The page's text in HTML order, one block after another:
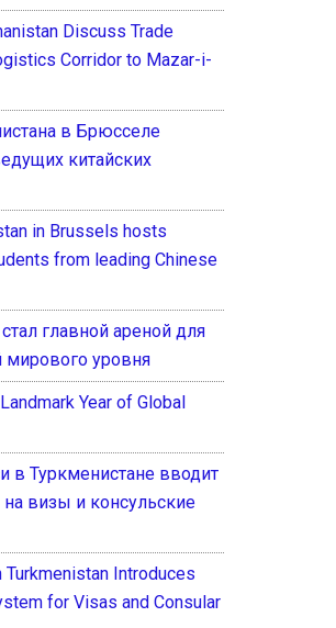
Discuss Trade
Corridor to Mazar-i-
в Брюсселе
китайских
in Brussels hosts
from leading Chinese
главной ареной для
мирового уровня
Year of Global
в Туркменистане вводит
визы и консульские
Introduces
for Visas and Consular